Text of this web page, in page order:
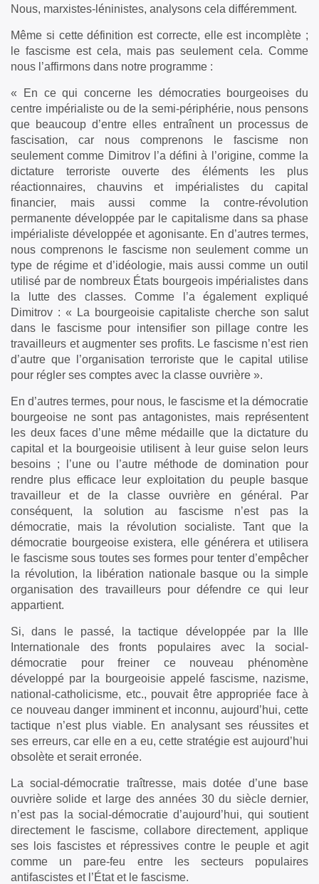
Nous, marxistes-léninistes, analysons cela différemment.
Même si cette définition est correcte, elle est incomplète ;
le fascisme est cela, mais pas seulement cela. Comme
nous l’affirmons dans notre programme :
« En ce qui concerne les démocraties bourgeoises du
centre impérialiste ou de la semi-périphérie, nous pensons
que beaucoup d’entre elles entraînent un processus de
fascisation, car nous comprenons le fascisme non
seulement comme Dimitrov l’a défini à l’origine, comme la
dictature terroriste ouverte des éléments les plus
réactionnaires, chauvins et impérialistes du capital
financier, mais aussi comme la contre-révolution
permanente développée par le capitalisme dans sa phase
impérialiste développée et agonisante. En d’autres termes,
nous comprenons le fascisme non seulement comme un
type de régime et d’idéologie, mais aussi comme un outil
utilisé par de nombreux États bourgeois impérialistes dans
la lutte des classes. Comme l’a également expliqué
Dimitrov : « La bourgeoisie capitaliste cherche son salut
dans le fascisme pour intensifier son pillage contre les
travailleurs et augmenter ses profits. Le fascisme n’est rien
d’autre que l’organisation terroriste que le capital utilise
pour régler ses comptes avec la classe ouvrière ».
En d’autres termes, pour nous, le fascisme et la démocratie
bourgeoise ne sont pas antagonistes, mais représentent
les deux faces d’une même médaille que la dictature du
capital et la bourgeoisie utilisent à leur guise selon leurs
besoins ; l’une ou l’autre méthode de domination pour
rendre plus efficace leur exploitation du peuple basque
travailleur et de la classe ouvrière en général. Par
conséquent, la solution au fascisme n’est pas la
démocratie, mais la révolution socialiste. Tant que la
démocratie bourgeoise existera, elle générera et utilisera
le fascisme sous toutes ses formes pour tenter d’empêcher
la révolution, la libération nationale basque ou la simple
organisation des travailleurs pour défendre ce qui leur
appartient.
Si, dans le passé, la tactique développée par la IIIe
Internationale des fronts populaires avec la social-
démocratie pour freiner ce nouveau phénomène
développé par la bourgeoisie appelé fascisme, nazisme,
national-catholicisme, etc., pouvait être appropriée face à
ce nouveau danger imminent et inconnu, aujourd’hui, cette
tactique n’est plus viable. En analysant ses réussites et
ses erreurs, car elle en a eu, cette stratégie est aujourd’hui
obsolète et serait erronée.
La social-démocratie traîtresse, mais dotée d’une base
ouvrière solide et large des années 30 du siècle dernier,
n’est pas la social-démocratie d’aujourd’hui, qui soutient
directement le fascisme, collabore directement, applique
ses lois fascistes et répressives contre le peuple et agit
comme un pare-feu entre les secteurs populaires
antifascistes et l’État et le fascisme.